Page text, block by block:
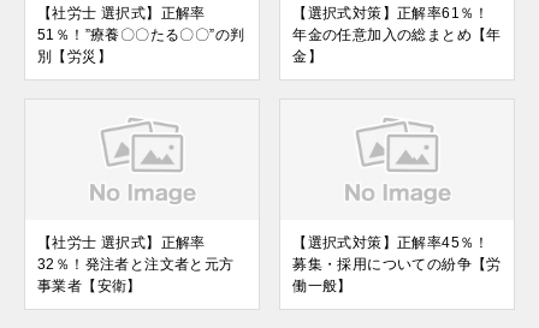
【社労士 選択式】正解率
51％！”療養〇〇たる〇〇”の判
別【労災】
【選択式対策】正解率61％！
年金の任意加入の総まとめ【年
金】
【社労士 選択式】正解率
32％！発注者と注文者と元方
事業者【安衛】
【選択式対策】正解率45％！
募集・採用についての紛争【労
働一般】